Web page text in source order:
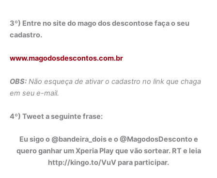
3º) Entre no site do mago dos descontose faça o seu
cadastro.
www.magodosdescontos.com.br
OBS: Não esqueça de ativar o cadastro no link que chaga
em seu e-mail.
4º) Tweet a seguinte frase:
Eu sigo o @bandeira_dois e o @MagodosDesconto e
quero ganhar um Xperia Play que vão sortear. RT e leia
http://kingo.to/VuV para participar.